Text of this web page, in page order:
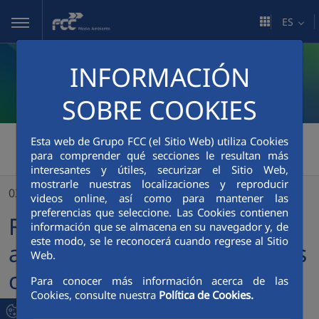
Saltar al contenido principal
INFORMACIÓN
SOBRE COOKIES
Esta web de Grupo FCC (el Sitio Web) utiliza Cookies
para comprender qué secciones le resultan más
interesantes y útiles, securizar el Sitio Web,
mostrarle nuestras localizaciones y reproducir
videos online, así como para mantener las
preferencias que seleccione. Las Cookies contienen
información que se almacena en su navegador y, de
este modo, se le reconocerá cuando regrese al Sitio
Web.
Para conocer más información acerca de las
Cookies, consulte nuestra Política de Cookies.
ES
FCC Medio Ambiente >
FCC Environmental Services adjudicataria de dos nuevos contratos en EE.UU.
03/02/2020
FCC Environmental Services
adjudicataria de dos nuevos
contratos en EE.UU.